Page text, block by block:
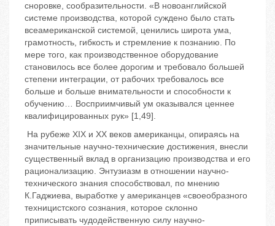
сноровке, сообразительности. «В новоанглийской
системе производства, которой суждено было стать
всеамериканской системой, ценились широта ума,
грамотность, гибкость и стремление к познанию. По
мере того, как производственное оборудование
становилось все более дорогим и требовало большей
степени интеграции, от рабочих требовалось все
больше и больше внимательности и способности к
обучению… Восприимчивый ум оказывался ценнее
квалифицированных рук» [1,49].
На рубеже XIX и XX веков американцы, опираясь на
значительные научно-технические достижения, внесли
существенный вклад в организацию производства и его
рационализацию. Энтузиазм в отношении научно-
технического знания способствовал, по мнению
К.Гаджиева, выработке у американцев «своеобразного
техницистского сознания, которое склонно
приписывать чудодейственную силу научно-